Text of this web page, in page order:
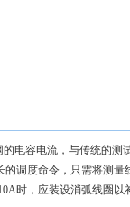
的电容电流，与传统的
调度命令，只需将测
时，应装设消弧线圈